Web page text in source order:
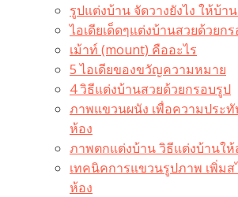
รูปแต่งบ้าน จัดวางยังไง ให้บ้
ไอเดียเด็ดๆแต่งบ้านสวยด้วยก
เม้าท์ (mount) คืออะไร​
5 ไอเดียของขวัญความหมาย
4 วิธีแต่งบ้านสวยด้วยกรอบรูป
ภาพแขวนผนัง เพื่อความประทั
ห้อง
ภาพตกแต่งบ้าน วิธีแต่งบ้านใ
เทคนิคการแขวนรูปภาพ เพิ่ม
ห้อง